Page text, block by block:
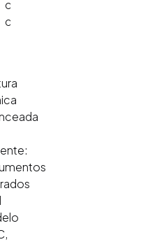
clasificaciones
categóricas.